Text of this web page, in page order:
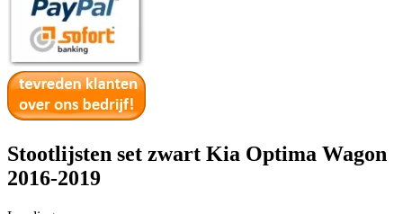
Stootlijsten set zwart Kia Optima Wagon
2016-2019